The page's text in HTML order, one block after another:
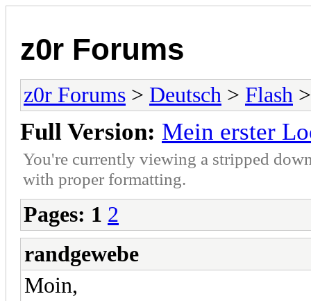
z0r Forums
z0r Forums > Deutsch > Flash
Full Version: Mein erster
You're currently viewing a stripped
with proper formatting.
Pages: 1 2
randgewebe
Moin,